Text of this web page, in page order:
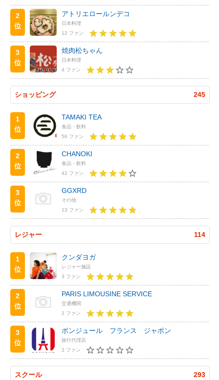
2
位
アトリエロールンデコ
日本料理
12 ファン
3
位
焼肉松ちゃん
日本料理
4 ファン
ショッピング 245
1
位
TAMAKI TEA
食品・飲料
56 ファン
2
位
CHANOKI
食品・飲料
42 ファン
3
位
GGXRD
その他
13 ファン
レジャー 114
1
位
クンダヨガ
レジャー施設
3 ファン
2
位
PARIS LIMOUSINE SERVICE
交通機関
2 ファン
3
位
ボンジュール フランス ジャポン
旅行代理店
2 ファン
スクール 293